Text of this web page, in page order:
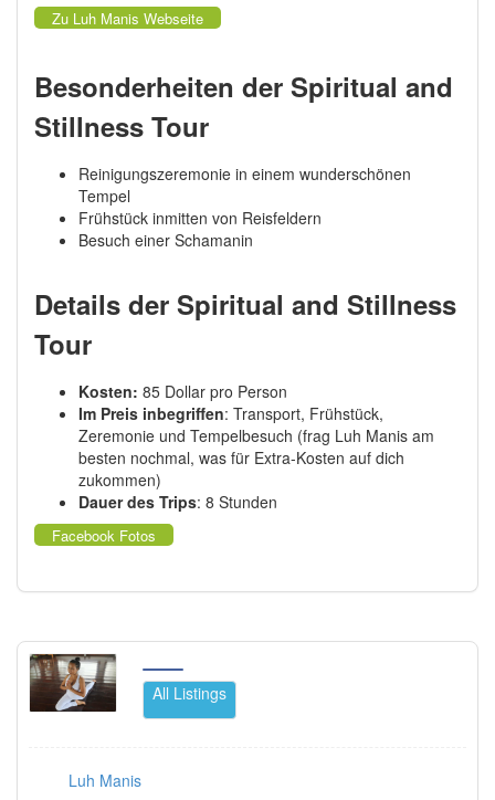
Zu Luh Manis Webseite
Besonderheiten der Spiritual and
Stillness Tour
Reinigungszeremonie in einem wunderschönen
Tempel
Frühstück inmitten von Reisfeldern
Besuch einer Schamanin
Details der Spiritual and Stillness
Tour
Kosten: 85 Dollar pro Person
Im Preis inbegriffen: Transport, Frühstück,
Zeremonie und Tempelbesuch (frag Luh Manis am
besten nochmal, was für Extra-Kosten auf dich
zukommen)
Dauer des Trips: 8 Stunden
Facebook Fotos
All Listings
Luh Manis